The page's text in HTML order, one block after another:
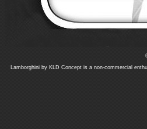
Lamborghini by KLD Concept is a non-commercial